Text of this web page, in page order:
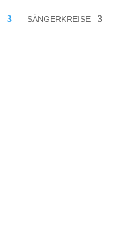
SÄNGERKREISE